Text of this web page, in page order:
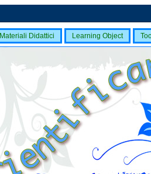
Materiali Didattici Learning Object